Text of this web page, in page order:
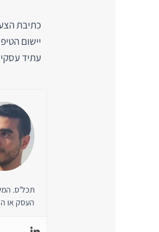
כתיבת
יישום
עתיד
תכל’ס.
העסק או